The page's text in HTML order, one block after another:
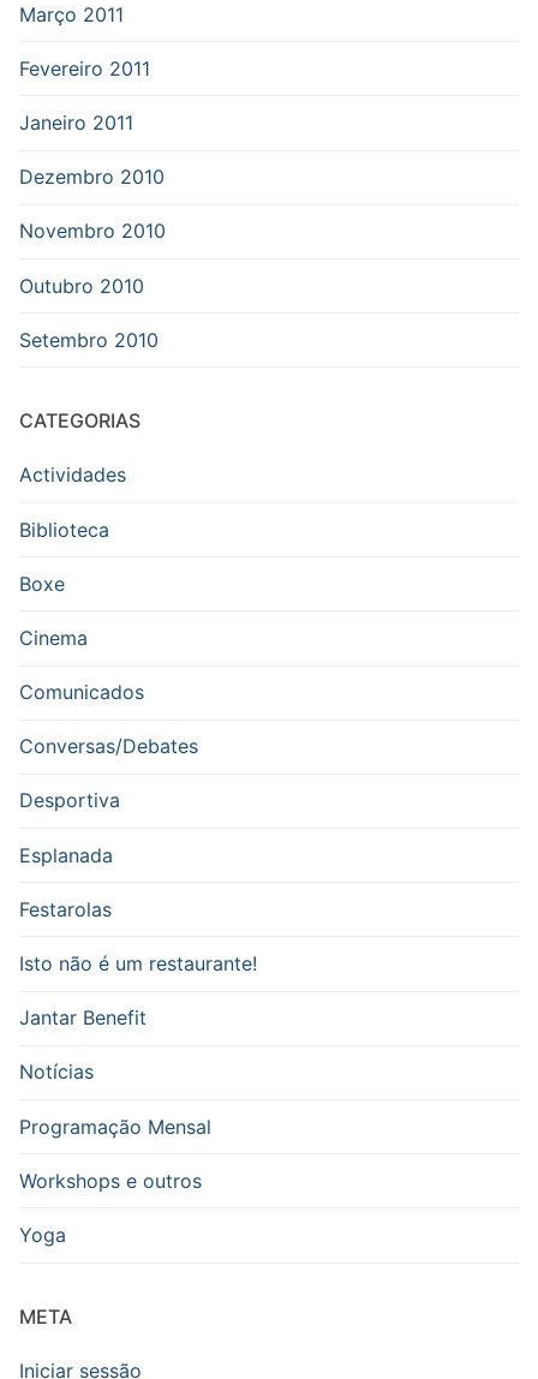
Março 2011
Fevereiro 2011
Janeiro 2011
Dezembro 2010
Novembro 2010
Outubro 2010
Setembro 2010
CATEGORIAS
Actividades
Biblioteca
Boxe
Cinema
Comunicados
Conversas/Debates
Desportiva
Esplanada
Festarolas
Isto não é um restaurante!
Jantar Benefit
Notícias
Programação Mensal
Workshops e outros
Yoga
META
Iniciar sessão